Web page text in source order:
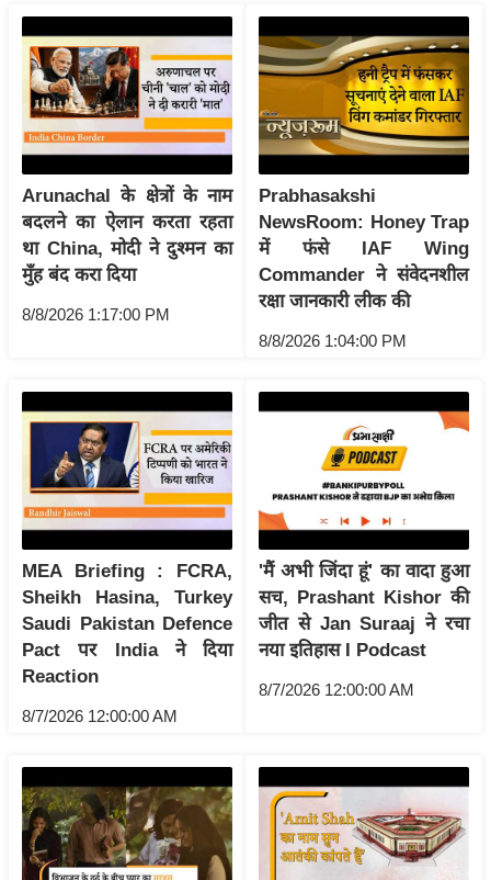
ण
स
म
सा
म
यि
क
मा
तृ
भू
मि
ए
म
आ
र
.
आ
ई
.
चा
प
स
मी
क्षा
ध
Arunachal के क्षेत्रों के नाम
बदलने का ऐलान करता रहता
था China, मोदी ने दुश्मन का
मुँह बंद करा दिया
8/8/2026 1:17:00 PM
Prabhasakshi
NewsRoom: Honey Trap
में फंसे IAF Wing
Commander ने संवेदनशील
रक्षा जानकारी लीक की
8/8/2026 1:04:00 PM
MEA Briefing : FCRA,
Sheikh Hasina, Turkey
Saudi Pakistan Defence
Pact पर India ने दिया
Reaction
8/7/2026 12:00:00 AM
'मैं अभी जिंदा हूं' का वादा हुआ
सच, Prashant Kishor की
जीत से Jan Suraaj ने रचा
नया इतिहास I Podcast
8/7/2026 12:00:00 AM